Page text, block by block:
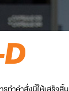
ทำคำสั่งนี้ให้เสร็จสิ้น